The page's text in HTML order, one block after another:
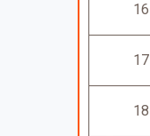
16
17
18